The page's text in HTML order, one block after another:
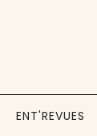
ENT'REVUES